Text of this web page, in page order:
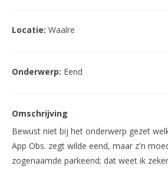
Locatie: Waalre
Onderwerp: Eend
Omschrijving
Bewust niet bij het onderwerp gezet
App Obs. zegt wilde eend, maar z'n
zogenaamde parkeend; dat weet ik